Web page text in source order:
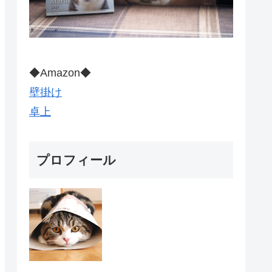
◆Amazon◆
壁掛け
卓上
プロフィール